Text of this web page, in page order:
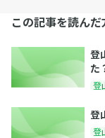
この記事を読ん
登
た
登
登
登